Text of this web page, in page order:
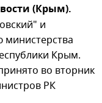
(Крым).
и
Крым.
во вторник
РК